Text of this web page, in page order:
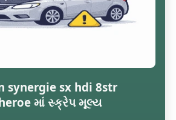
synergie sx hdi 8str
માં સ્ક્રેપ મૂલ્ય